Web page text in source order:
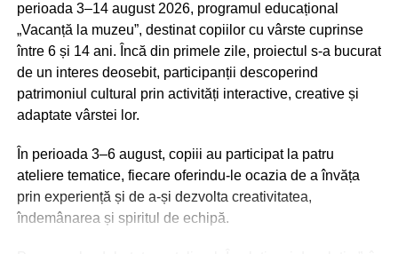
În cadrul acțiunilor desfășurate în această săptămână,
inspectorii ITM Dâmbovița au efectuat 24 de controale, în
principal la angajatori din domeniile agriculturii și
construcțiilor. În majoritatea unităților verificate, inspectorii
au constatat că angajatorii au conștientizat importanța
o atenție deosebită asigurării apei potabile și hidratării
corespunzătoare a lucrătorilor.
perioada 3–14 august 2026, programul educațional
„Vacanță la muzeu”, destinat copiilor cu vârste cuprinse
între 6 și 14 ani. Încă din primele zile, proiectul s-a bucurat
de un interes deosebit, participanții descoperind
patrimoniul cultural prin activități interactive, creative și
adaptate vârstei lor.
În perioada 3–6 august, copiii au participat la patru
ateliere tematice, fiecare oferindu-le ocazia de a învăța
prin experiență și de a-și dezvolta creativitatea,
îndemânarea și spiritul de echipă.